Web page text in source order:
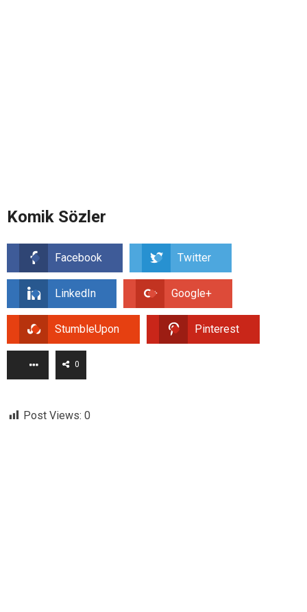
Komik Sözler
Facebook Twitter
LinkedIn Google+
StumbleUpon Pinterest
0
Post Views: 0